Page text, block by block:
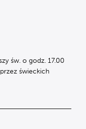
św. o godz. 17.00
świeckich